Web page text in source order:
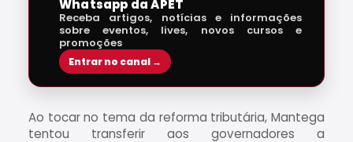
Whatsapp da APET
Receba artigos, notícias e informações
sobre eventos, lives, novos cursos e
promoções
Entrar no canal →
Ao tocar no tema da reforma tributária, Mantega
tentou transferir aos governadores a